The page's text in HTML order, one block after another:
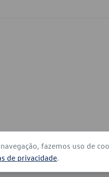
reservados
fazemos uso de
de privacidade.